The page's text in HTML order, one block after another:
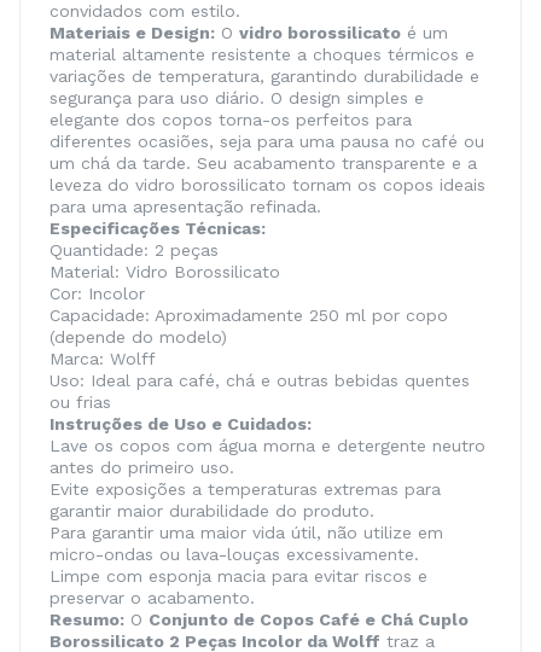
convidados com estilo.
Materiais e Design: O vidro borossilicato é um
material altamente resistente a choques térmicos e
variações de temperatura, garantindo durabilidade e
segurança para uso diário. O design simples e
elegante dos copos torna-os perfeitos para
diferentes ocasiões, seja para uma pausa no café ou
um chá da tarde. Seu acabamento transparente e a
leveza do vidro borossilicato tornam os copos ideais
para uma apresentação refinada.
Especificações Técnicas:
Quantidade: 2 peças
Material: Vidro Borossilicato
Cor: Incolor
Capacidade: Aproximadamente 250 ml por copo
(depende do modelo)
Marca: Wolff
Uso: Ideal para café, chá e outras bebidas quentes
ou frias
Instruções de Uso e Cuidados:
Lave os copos com água morna e detergente neutro
antes do primeiro uso.
Evite exposições a temperaturas extremas para
garantir maior durabilidade do produto.
Para garantir uma maior vida útil, não utilize em
micro-ondas ou lava-louças excessivamente.
Limpe com esponja macia para evitar riscos e
preservar o acabamento.
Resumo: O Conjunto de Copos Café e Chá Cuplo
Borossilicato 2 Peças Incolor da Wolff traz a